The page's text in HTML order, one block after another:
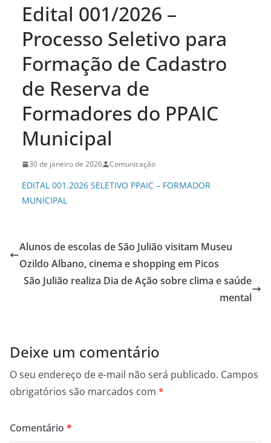
Edital 001/2026 –
Processo Seletivo para
Formação de Cadastro
de Reserva de
Formadores do PPAIC
Municipal
30 de janeiro de 2026 Comunicação
EDITAL 001.2026 SELETIVO PPAIC – FORMADOR
MUNICIPAL
Alunos de escolas de São Julião visitam Museu
Ozildo Albano, cinema e shopping em Picos
São Julião realiza Dia de Ação sobre clima e saúde
mental
Deixe um comentário
O seu endereço de e-mail não será publicado. Campos
obrigatórios são marcados com *
Comentário *